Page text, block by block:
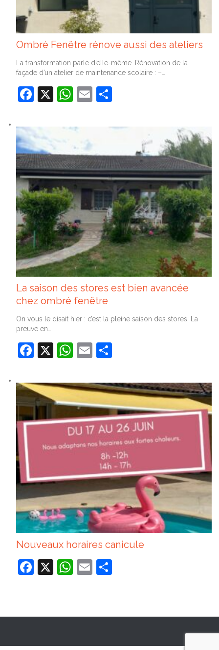
Ombré Fenêtre rénove aussi des ateliers
La transformation parle d’elle-même. Rénovation de la
façade d’un atelier de maintenance scolaire : –…
Facebook
X WhatsApp
Email
La saison des stores est bien avancée
chez ombré fenêtre
On vous le disait hier : c’est la pleine saison des stores. La
preuve en…
Facebook
X WhatsApp
Email
Nouveaux horaires canicule
Facebook
X WhatsApp
Email